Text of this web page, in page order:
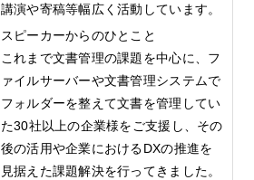
講演や寄稿等幅広く活動しています。
スピーカーからのひとこと
これまで文書管理の課題を中心に、フ
ァイルサーバーや文書管理システムで
フォルダーを整えて文書を管理してい
た30社以上の企業様をご支援し、その
後の活用や企業におけるDXの推進を
見据えた課題解決を行ってきました。